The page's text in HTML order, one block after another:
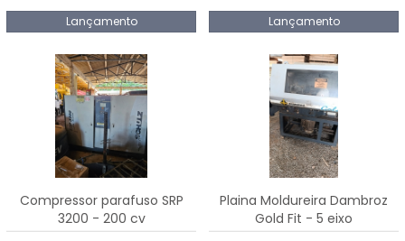
Lançamento Lançamento
Compressor parafuso SRP
3200 - 200 cv
Plaina Moldureira Dambroz
Gold Fit - 5 eixo